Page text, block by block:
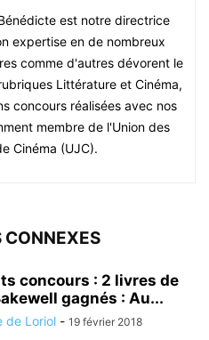
est notre directrice
expertise en de nombreux
comme d'autres dévorent le
Littérature et Cinéma,
concours réalisées avec nos
membre de l'Union des
Cinéma (UJC).
CONNEXES
concours : 2 livres de
gagnés : Au...
de Loriol - 19 février 2018